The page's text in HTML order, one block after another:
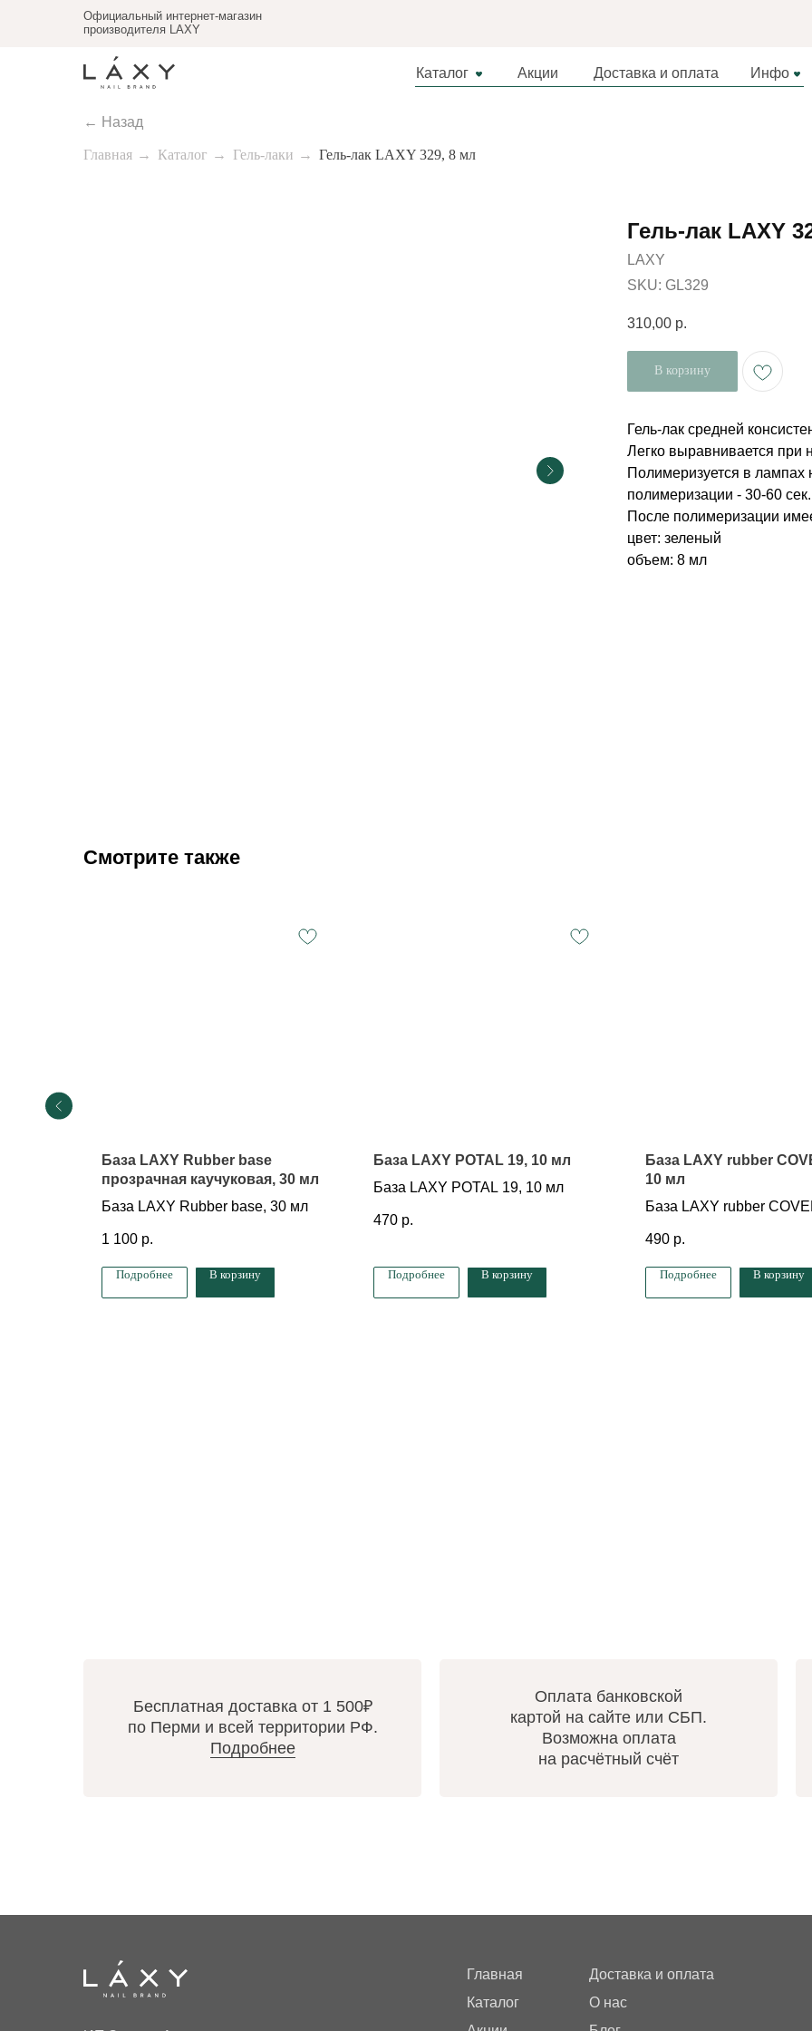
Официальный интернет-магазин
производителя LAXY
Каталог Инфо
Акции Доставка и оплата
← Назад
Главная → Каталог → Гель-лаки → Гель-лак LAXY 329, 8 мл
Гель-лак LAXY
LAXY
SKU: GL329
310,00 р.
В корзину
Гель-лак средней
Легко выравнивается при
Полимеризуется в
полимеризации - 30-60 сек.
После полимеризации
цвет: зеленый
объем: 8 мл
Смотрите также
База LAXY Rubber base
прозрачная каучуковая, 30 мл
База LAXY Rubber base, 30 мл
1 100 р.
Подробнее В корзину
База LAXY POTAL 19, 10 мл
База LAXY POTAL 19, 10 мл
470 р.
Подробнее В корзину
База LAXY rubber
10 мл
База LAXY rubber
490 р.
Подробнее В корзину
Бесплатная доставка от 1 500₽
по Перми и всей территории РФ.
Подробнее
Оплата банковской
картой на сайте или СБП.
Возможна оплата
на расчётный счёт
Главная
Каталог
Доставка и оплата
О нас